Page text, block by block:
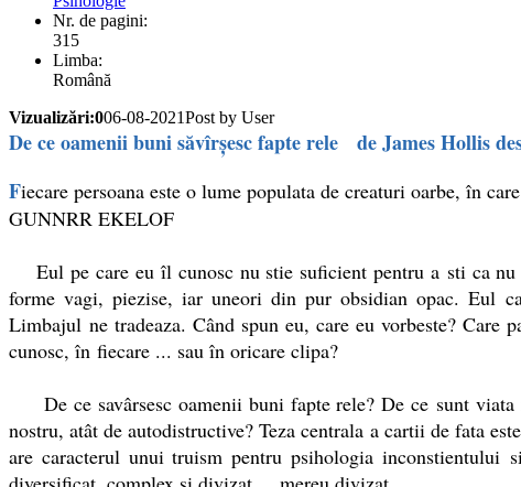
Nr. de pagini:
315
Limba:
Română
Vizualizări:006-08-2021Post by User
De ce oamenii buni săvîrșesc fapte rele de James Hollis
Fiecare persoana este o lume populata de creaturi oarbe, în care
GUNNRR EKELOF
Eul pe care eu îl cunosc nu stie suficient pentru a sti ca
forme vagi, piezise, iar uneori din pur obsidian opac. Eul
Limbajul ne tradeaza. Când spun eu, care eu vorbeste? Care
cunosc, în fiecare ... sau în oricare clipa?
De ce savârsesc oamenii buni fapte rele? De ce sunt viata
nostru, atât de autodistructive? Teza centrala a cartii de fata
are caracterul unui truism pentru psihologia